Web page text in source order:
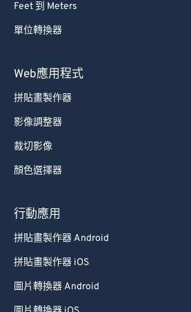
Feet 到 Meters
單位轉換器
Web應用程式
拼貼畫製作器
影像調整器
裁切影像
顏色選擇器
行動應用
拼貼畫製作器 Android
拼貼畫製作器 iOS
圖片轉換器 Android